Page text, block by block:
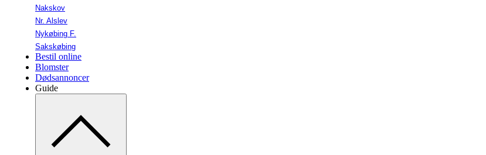
Nakskov
Nr. Alslev
Nykøbing F.
Sakskøbing
Bestil online
Blomster
Dødsannoncer
Guide